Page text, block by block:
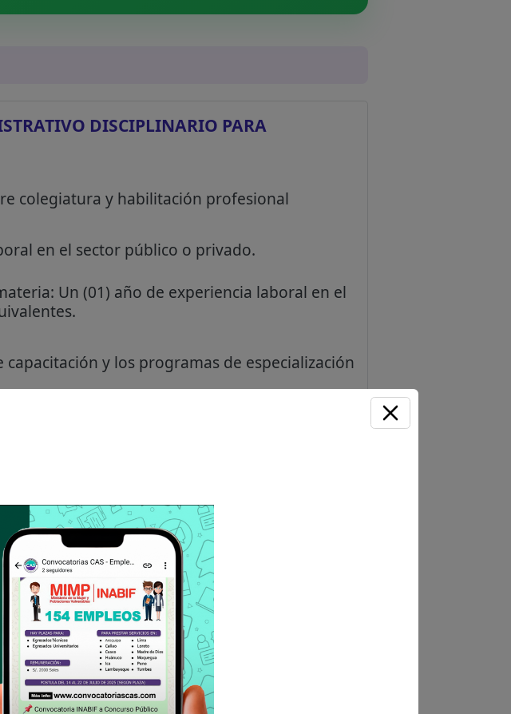
DISCIPLINARIO PARA
colegiatura y habilitación profesional
en el sector público o privado.
Un (01) año de experiencia laboral en el
y los programas de especialización
Administrativo, y/o Derecho Laboral, y/o
a 13:00 horas y de 14:30 horas a 16:00 horas.
de partes física de la UGEL (7:30 am a 1:00
y solictud de inscripcion)